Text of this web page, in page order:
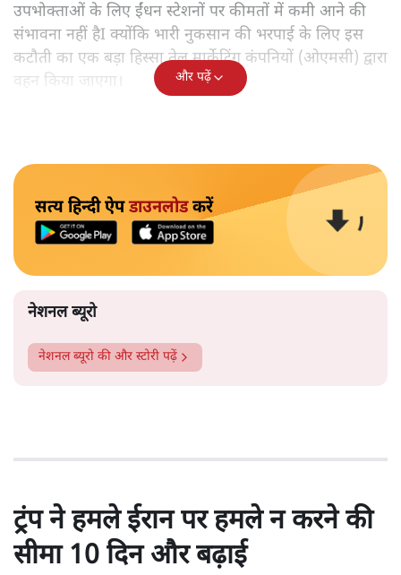
उपभोक्ताओं के लिए ईंधन स्टेशनों पर कीमतों में कमी आने की
संभावना नहीं हैI क्योंकि भारी नुकसान की भरपाई के लिए इस
कटौती का एक बड़ा हिस्सा तेल मार्केटिंग कंपनियों (ओएमसी) द्वारा
वहन किया जाएगा।
और पढ़ें
सत्य हिन्दी ऐपडाउनलोडकरें
नेशनल ब्यूरो
नेशनल ब्यूरो की और स्टोरी पढ़ें
ट्रंप ने हमले ईरान पर हमले न करने की
सीमा 10 दिन और बढ़ाई